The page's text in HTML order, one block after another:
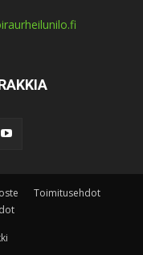
Toimitusehdot